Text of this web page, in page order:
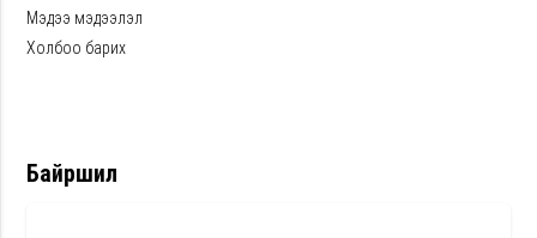
Мэдээ мэдээлэл
Холбоо барих
Байршил